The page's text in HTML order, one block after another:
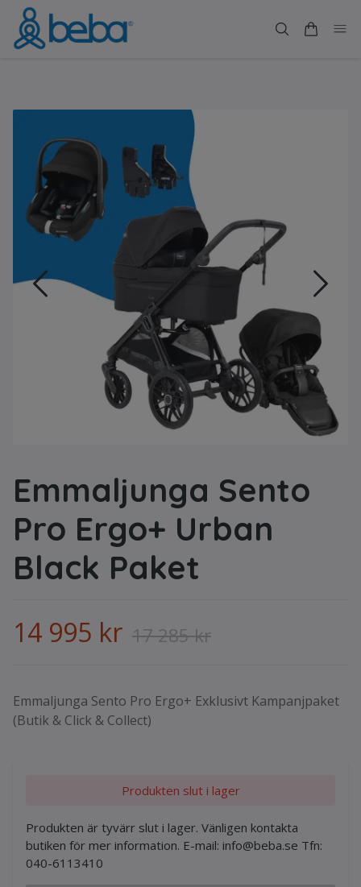
Emmaljunga Sento
Pro Ergo+ Urban
Black Paket
14 995 kr 17 285 kr
Emmaljunga Sento Pro Ergo+ Exklusivt Kampanjpaket
(Butik & Click & Collect)
Produkten slut i lager
Produkten är tyvärr slut i lager. Vänligen kontakta
butiken för mer information. E-mail: info@beba.se Tfn:
040-6113410